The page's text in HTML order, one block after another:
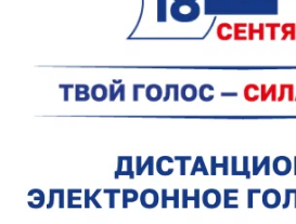
Происшествия
столкновения со
трассе «Ростов –